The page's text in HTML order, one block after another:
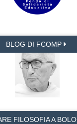
BLOG DI FCOMP
FILOSOFIA A